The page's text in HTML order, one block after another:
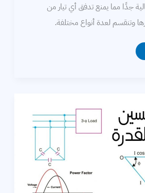
جدًا مما يمنع تدفق أي تيار من
وتنقسم لعدة أنواع مختلفة.